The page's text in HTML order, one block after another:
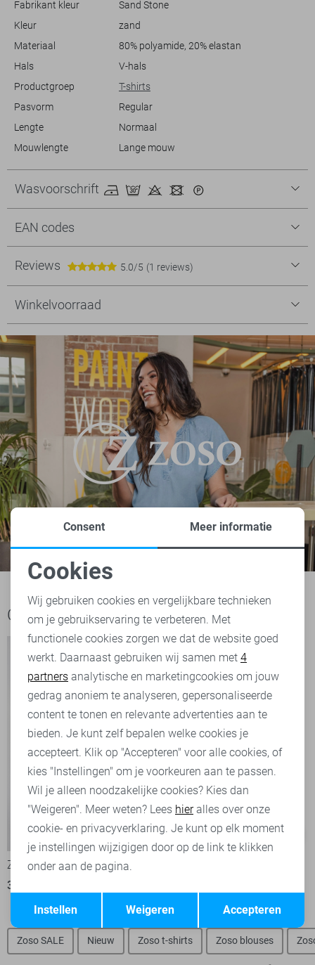
ontspannen middag in het park tot een informele lunchafspraak.
Fabrikant kleur
Sand Stone
Kleur
zand
Materiaal
80% polyamide, 20% elastan
Hals
V-hals
Productgroep
T-shirts
Pasvorm
Regular
Lengte
Normaal
Mouwlengte
Lange mouw
Wasvoorschrift
EAN codes
Reviews 5.0/5 (1 reviews)
Winkelvoorraad
Ook het bekijken waard
-50%
Zoso T-shirt
35,00
-50%
Zoso SALE Nieuw Zoso t-shirts Zoso blouses
Noodzakelijke cookies
Personalisatie cookies
Analytische cookies
Marketing cookies
Terug Opslaan
Consent Meer informatie
Cookies
Wij gebruiken cookies en vergelijkbare technieken
om je gebruikservaring te verbeteren. Met
functionele cookies zorgen we dat de website goed
werkt. Daarnaast gebruiken wij samen met 4
partners analytische en marketingcookies om jouw
gedrag anoniem te analyseren, gepersonaliseerde
content te tonen en relevante advertenties aan te
bieden. Je kunt zelf bepalen welke cookies je
accepteert. Klik op "Accepteren" voor alle cookies, of
kies "Instellingen" om je voorkeuren aan te passen.
Wil je alleen noodzakelijke cookies? Kies dan
"Weigeren". Meer weten? Lees hieralles over onze
cookie- en privacyverklaring. Je kunt op elk moment
je instellingen wijzigigen door op de link te klikken
onder aan de pagina.
Accepteren
Weigeren
Instellen